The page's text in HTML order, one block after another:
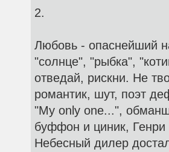
2.
Любовь - опаснейший
"солнце", "рыбка",
отведай, рискни. Не
романтик, шут, поэт
"My only one...",
буффон и циник,
Небесный дилер